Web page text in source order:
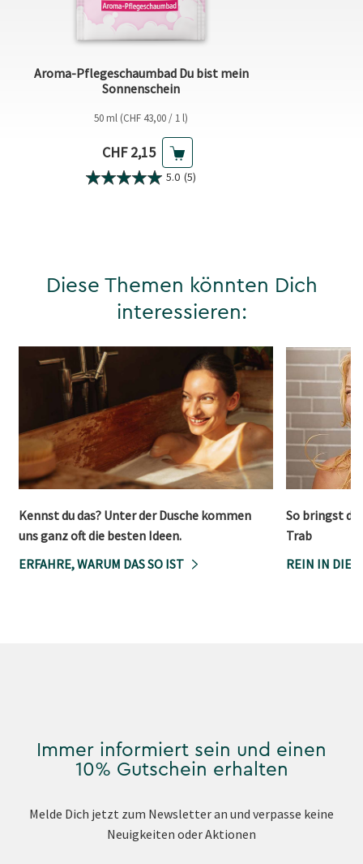
Aroma-Pflegeschaumbad Du bist mein
Sonnenschein
50 ml (CHF 43,00 / 1 l)
Aktueller Preis
CHF 2,15
5.0 (5)
Diese Themen könnten Dich
interessieren:
Kennst du das? Unter der Dusche kommen
uns ganz oft die besten Ideen.
ERFAHRE, WARUM DAS SO IST
So bringst
Trab
REIN IN DIE
Immer informiert sein und einen
10% Gutschein erhalten
Melde Dich jetzt zum Newsletter an und verpasse keine
Neuigkeiten oder Aktionen